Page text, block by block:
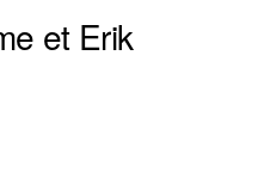
et Erik